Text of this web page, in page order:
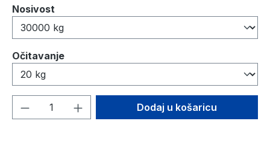
Odaberi
Nosivost
Odaberi
Očitavanje
Količina proizvoda: Unesite željenu
Dodaj u košaricu